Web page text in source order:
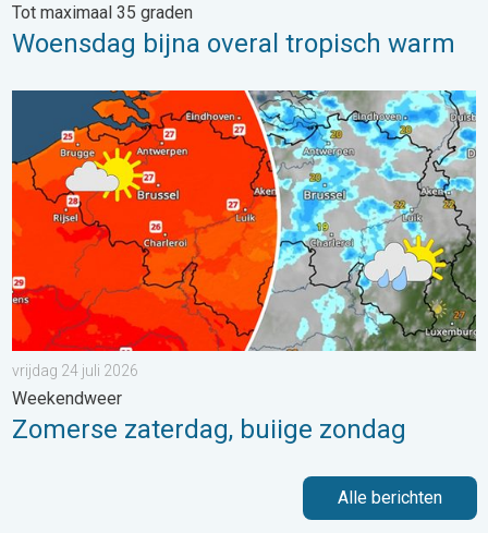
Tot maximaal 35 graden
Woensdag bijna overal tropisch warm
Zomerse zaterdag, buiige zondag. Weekendweer. . . vrijdag
vrijdag 24 juli 2026
Weekendweer
Zomerse zaterdag, buiige zondag
Alle berichten